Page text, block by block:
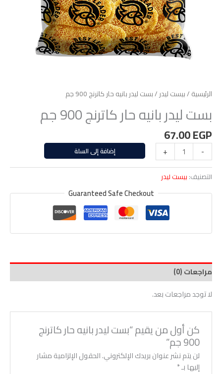
الرئيسية /بيست ليدر/ بست ليدر بانيه حار كاترنج 900 جم
بست ليدر بانيه حار كاترنج 900 جم
67.00EGP
-
+ إضافة إلى السلة
التصنيف: بيست ليدر
Guaranteed Safe Checkout
مراجعات (0)
لا توجد مراجعات بعد.
كن أول من يقيم “بست ليدر بانيه حار كاترنج
900 جم”
لن يتم نشر عنوان بريدك الإلكتروني.الحقول الإلزامية مشار
إليها بـ*